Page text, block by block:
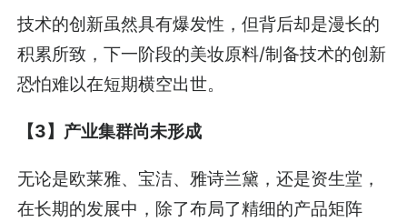
技术的创新虽然具有爆发性，但背后却是漫长的
积累所致，下一阶段的美妆原料/制备技术的创新
恐怕难以在短期横空出世。
【3】产业集群尚未形成
无论是欧莱雅、宝洁、雅诗兰黛，还是资生堂，
在长期的发展中，除了布局了精细的产品矩阵